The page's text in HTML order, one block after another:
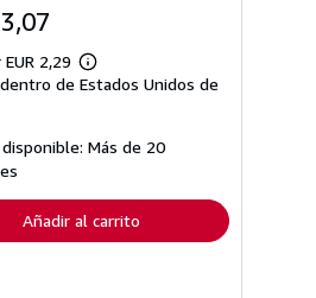
e
e
o
2,29
Más
información
tarifas
de
de Estados Unidos de
Más de 20
Añadir al carrito